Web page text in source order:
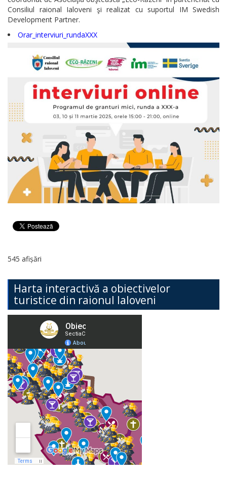
Consiliul raional Ialoveni şi realizat cu suportul IM Swedish
Development Partner.
Orar_interviuri_rundaXXX
545 afișări
Harta interactivă a obiectivelor
turistice din raionul Ialoveni